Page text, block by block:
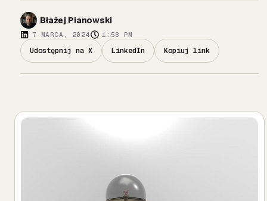
Błażej Pianowski
7 MARCA, 2024 1:58 PM
Udostępnij na X LinkedIn Kopiuj link